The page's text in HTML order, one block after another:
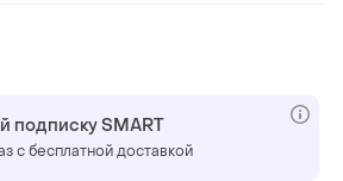
подписку SMART
с бесплатной доставкой